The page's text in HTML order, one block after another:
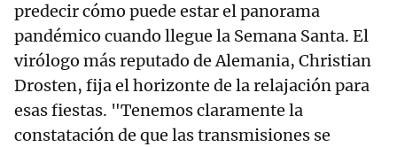
predecir cómo puede estar el panorama
pandémico cuando llegue la Semana Santa. El
virólogo más reputado de Alemania, Christian
Drosten, fija el horizonte de la relajación para
esas fiestas. "Tenemos claramente la
constatación de que las transmisiones se